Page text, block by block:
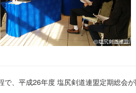
で、平成26年度 塩尻剣道連盟定期総会が